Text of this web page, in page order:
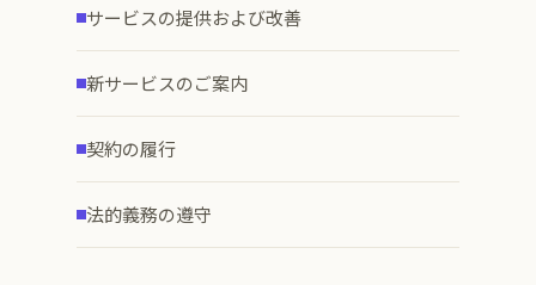
サービスの提供および改善
新サービスのご案内
契約の履行
法的義務の遵守